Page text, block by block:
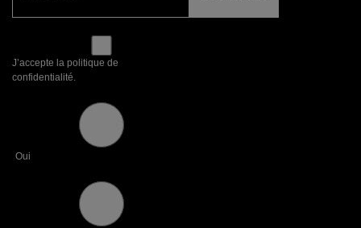
J’accepte la politique de
confidentialité.
Oui